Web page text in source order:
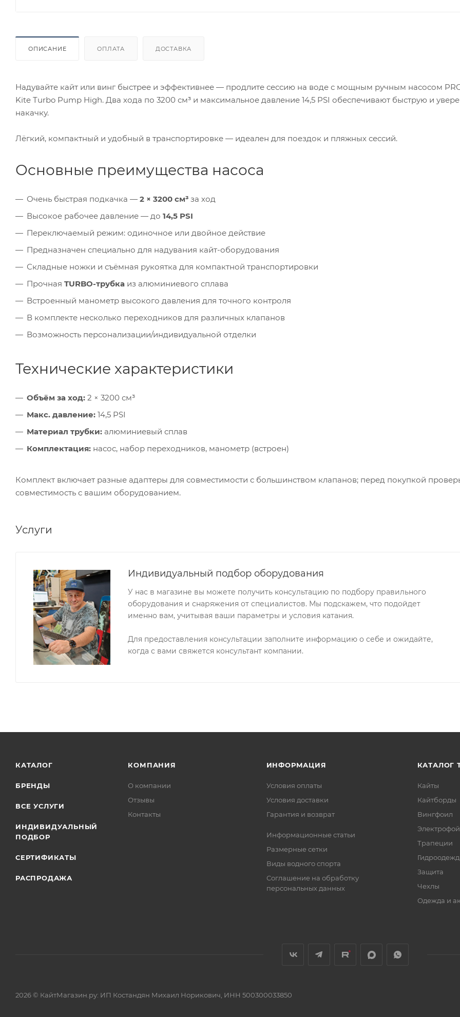
ОПИСАНИЕ ОПЛАТА ДОСТАВКА
Надувайте кайт или винг быстрее и эффективнее — продлите сессию на воде с мощным ручным насосом
Kite Turbo Pump High. Два хода по 3200 см³ и максимальное давление 14,5 PSI обеспечивают быструю и
накачку.
Лёгкий, компактный и удобный в транспортировке — идеален для поездок и пляжных сессий.
Основные преимущества насоса
Очень быстрая подкачка — 2 × 3200 см³ за ход
Высокое рабочее давление — до 14,5 PSI
Переключаемый режим: одиночное или двойное действие
Предназначен специально для надувания кайт-оборудования
Складные ножки и съёмная рукоятка для компактной транспортировки
Прочная TURBO-трубка из алюминиевого сплава
Встроенный манометр высокого давления для точного контроля
В комплекте несколько переходников для различных клапанов
Возможность персонализации/индивидуальной отделки
Технические характеристики
Объём за ход: 2 × 3200 см³
Макс. давление: 14,5 PSI
Материал трубки: алюминиевый сплав
Комплектация: насос, набор переходников, манометр (встроен)
Комплект включает разные адаптеры для совместимости с большинством клапанов; перед покупкой
совместимость с вашим оборудованием.
Услуги
Индивидуальный подбор оборудования
У нас в магазине вы можете получить консультацию по подбору правильного
оборудования и снаряжения от специалистов. Мы подскажем, что подойдет
именно вам, учитывая ваши параметры и условия катания.
Для предоставления консультации заполните информацию о себе и ожидайте,
когда с вами свяжется консультант компании.
КАТАЛОГ
БРЕНДЫ
ВСЕ УСЛУГИ
ИНДИВИДУАЛЬНЫЙ
ПОДБОР
СЕРТИФИКАТЫ
РАСПРОДАЖА
КОМПАНИЯ
О компании
Отзывы
Контакты
ИНФОРМАЦИЯ
Условия оплаты
Условия доставки
Гарантия и возврат
Информационные статьи
Размерные сетки
Виды водного спорта
Соглашение на обработку
персональных данных
КАТАЛОГ
Кайты
Кайтборды
Вингфоил
Трапеции
Защита
Чехлы
Одежда и
2026 © КайтМагазин.ру: ИП Костандян Михаил Норикович, ИНН 500300033850